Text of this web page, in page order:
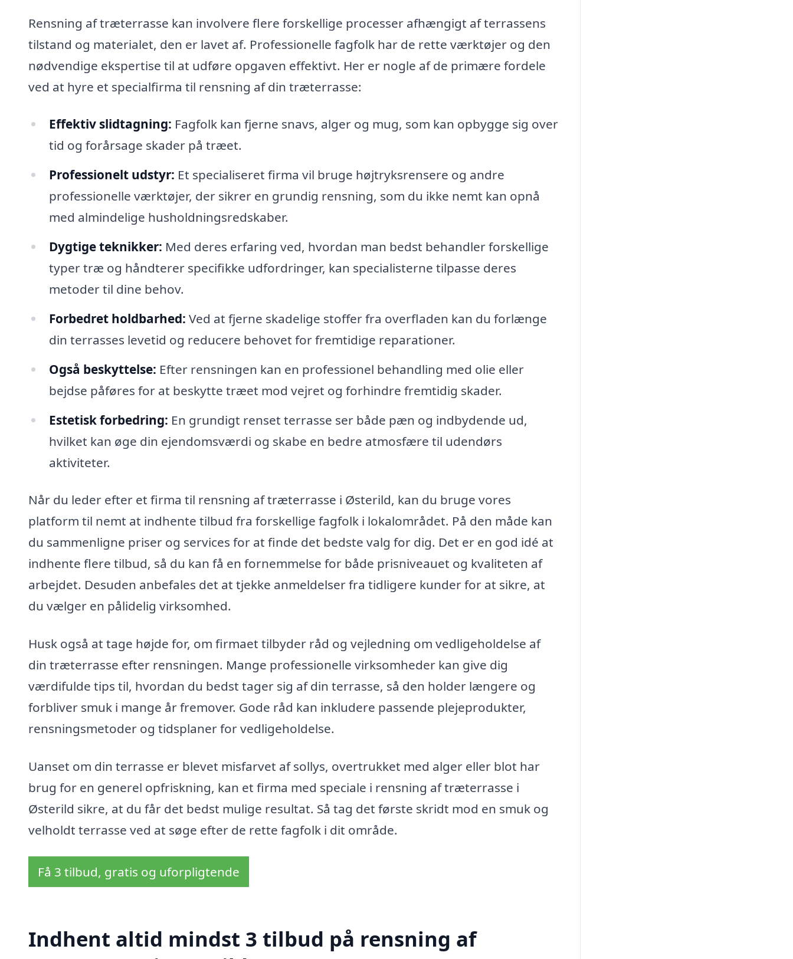
Rensning af træterrasse kan involvere flere forskellige processer afhængigt af terrassens
tilstand og materialet, den er lavet af. Professionelle fagfolk har de rette værktøjer og den
nødvendige ekspertise til at udføre opgaven effektivt. Her er nogle af de primære fordele
ved at hyre et specialfirma til rensning af din træterrasse:
Effektiv slidtagning: Fagfolk kan fjerne snavs, alger og mug, som kan opbygge sig over
tid og forårsage skader på træet.
Professionelt udstyr: Et specialiseret firma vil bruge højtryksrensere og andre
professionelle værktøjer, der sikrer en grundig rensning, som du ikke nemt kan opnå
med almindelige husholdningsredskaber.
Dygtige teknikker: Med deres erfaring ved, hvordan man bedst behandler forskellige
typer træ og håndterer specifikke udfordringer, kan specialisterne tilpasse deres
metoder til dine behov.
Forbedret holdbarhed: Ved at fjerne skadelige stoffer fra overfladen kan du forlænge
din terrasses levetid og reducere behovet for fremtidige reparationer.
Også beskyttelse: Efter rensningen kan en professionel behandling med olie eller
bejdse påføres for at beskytte træet mod vejret og forhindre fremtidig skader.
Estetisk forbedring: En grundigt renset terrasse ser både pæn og indbydende ud,
hvilket kan øge din ejendomsværdi og skabe en bedre atmosfære til udendørs
aktiviteter.
Når du leder efter et firma til rensning af træterrasse i Østerild, kan du bruge vores
platform til nemt at indhente tilbud fra forskellige fagfolk i lokalområdet. På den måde kan
du sammenligne priser og services for at finde det bedste valg for dig. Det er en god idé at
indhente flere tilbud, så du kan få en fornemmelse for både prisniveauet og kvaliteten af
arbejdet. Desuden anbefales det at tjekke anmeldelser fra tidligere kunder for at sikre, at
du vælger en pålidelig virksomhed.
Husk også at tage højde for, om firmaet tilbyder råd og vejledning om vedligeholdelse af
din træterrasse efter rensningen. Mange professionelle virksomheder kan give dig
værdifulde tips til, hvordan du bedst tager sig af din terrasse, så den holder længere og
forbliver smuk i mange år fremover. Gode råd kan inkludere passende plejeprodukter,
rensningsmetoder og tidsplaner for vedligeholdelse.
Uanset om din terrasse er blevet misfarvet af sollys, overtrukket med alger eller blot har
brug for en generel opfriskning, kan et firma med speciale i rensning af træterrasse i
Østerild sikre, at du får det bedst mulige resultat. Så tag det første skridt mod en smuk og
velholdt terrasse ved at søge efter de rette fagfolk i dit område.
Få 3 tilbud, gratis og uforpligtende
Indhent altid mindst 3 tilbud på rensning af